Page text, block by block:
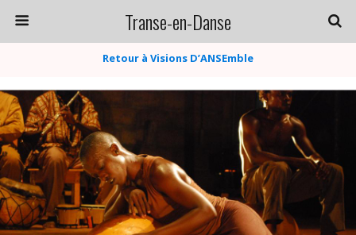
Transe-en-Danse
Retour à Visions D’ANSEmble